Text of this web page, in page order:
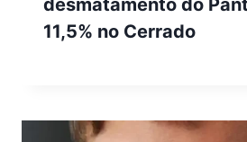
desmatamento do
11,5% no Cerrado